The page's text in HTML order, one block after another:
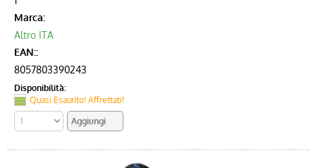
Marca:
Altro ITA
EAN::
8057803390243
Disponibilità:
Quasi Esaurito! Affrettati!